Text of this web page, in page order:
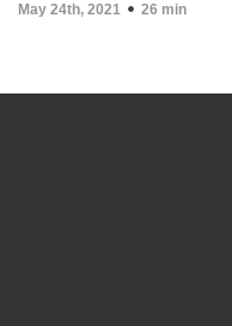
May 24th, 2021 26 min